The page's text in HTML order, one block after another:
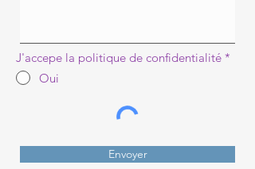
J'accepe la politique de confidentialité *
Oui
Envoyer